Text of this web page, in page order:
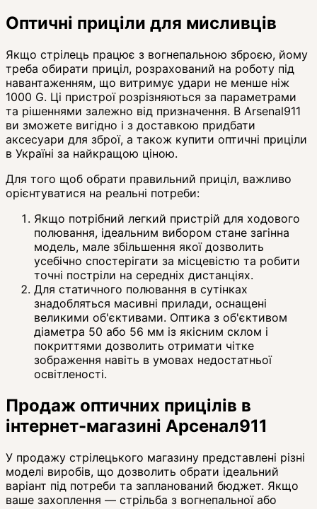
Оптичні приціли для мисливців
Якщо стрілець працює з вогнепальною зброєю, йому
треба обирати приціл, розрахований на роботу під
навантаженням, що витримує удари не менше ніж
1000 G. Ці пристрої розрізняються за параметрами
та рішеннями залежно від призначення. В Arsenal911
ви зможете вигідно і з доставкою придбати
аксесуари для зброї, а також купити оптичні приціли
в Україні за найкращою ціною.
Для того щоб обрати правильний приціл, важливо
орієнтуватися на реальні потреби:
Якщо потрібний легкий пристрій для ходового
полювання, ідеальним вибором стане загінна
модель, мале збільшення якої дозволить
усебічно спостерігати за місцевістю та робити
точні постріли на середніх дистанціях.
Для статичного полювання в сутінках
знадобляться масивні прилади, оснащені
великими об'єктивами. Оптика з об'єктивом
діаметра 50 або 56 мм із якісним склом і
покриттями дозволить отримати чітке
зображення навіть в умовах недостатньої
освітленості.
Продаж оптичних прицілів в
інтернет-магазині Арсенал911
У продажу стрілецького магазину представлені різні
моделі виробів, що дозволить обрати ідеальний
варіант під потреби та запланований бюджет. Якщо
ваше захоплення — стрільба з вогнепальної або